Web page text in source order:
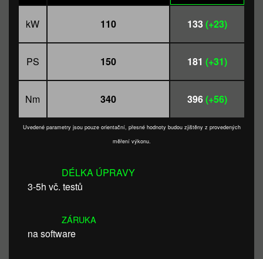
kW 110 133(+23)
PS 150 181 (+31)
Nm 340 396(+56)
Uvedené parametry jsou pouze orientační, přesné hodnoty budou zjištěny z provedených
měření výkonu.
DÉLKA ÚPRAVY
3-5h vč. testů
ZÁRUKA
na software